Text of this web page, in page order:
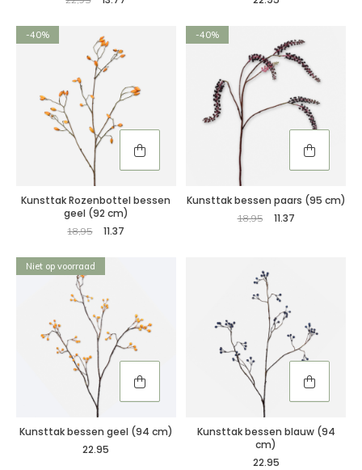
-40%
Kunsttak Rozenbottel bessen
geel (92 cm)
18,95 11.37
-40%
Kunsttak bessen paars (95 cm)
18,95 11.37
Niet op voorraad
Kunsttak bessen geel (94 cm)
22.95
Kunsttak bessen blauw (94
cm)
22.95